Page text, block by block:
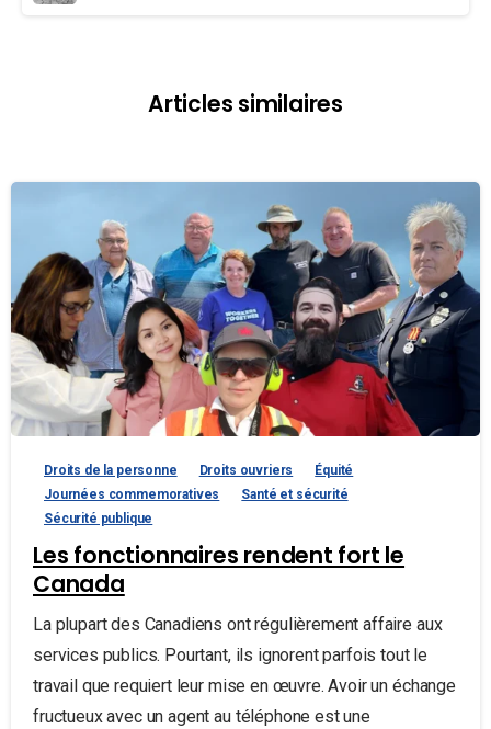
Articles similaires
Droits de la personne Droits ouvriers
Équité
Journées commemoratives
Santé et sécurité
Sécurité publique
Les fonctionnaires rendent fort le
Canada
La plupart des Canadiens ont régulièrement affaire aux
services publics. Pourtant, ils ignorent parfois tout le
travail que requiert leur mise en œuvre. Avoir un échange
fructueux avec un agent au téléphone est une